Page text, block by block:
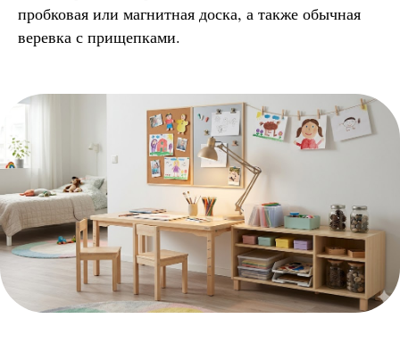
пробковая или магнитная доска, а также обычная
веревка с прищепками.